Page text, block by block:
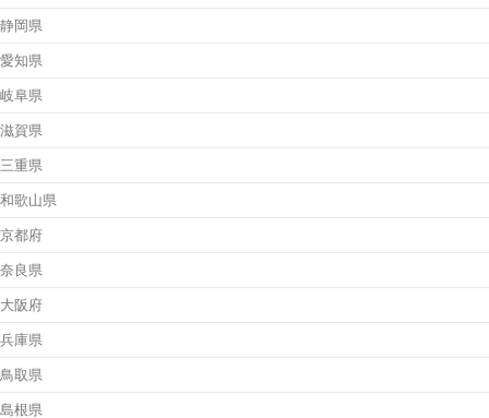
静岡県
愛知県
岐阜県
滋賀県
三重県
和歌山県
京都府
奈良県
大阪府
兵庫県
鳥取県
島根県